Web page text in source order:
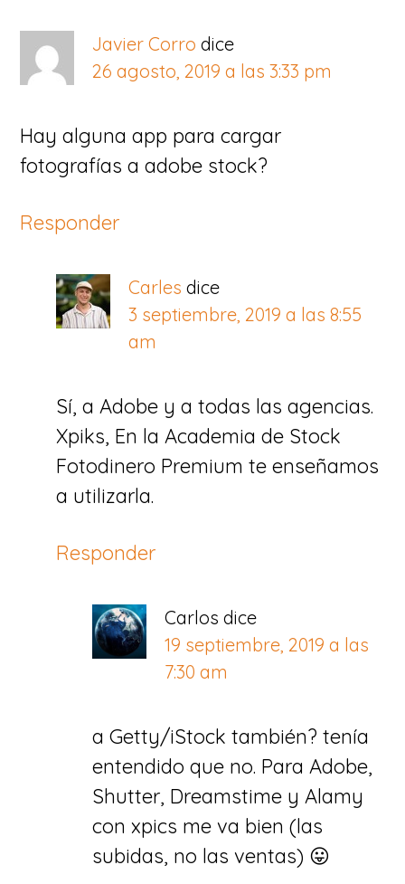
Javier Corro dice
26 agosto, 2019 a las 3:33 pm
Hay alguna app para cargar
fotografías a adobe stock?
Responder
Carles dice
3 septiembre, 2019 a las 8:55
am
Sí, a Adobe y a todas las agencias.
Xpiks, En la Academia de Stock
Fotodinero Premium te enseñamos
a utilizarla.
Responder
Carlos dice
19 septiembre, 2019 a las
7:30 am
a Getty/iStock también? tenía
entendido que no. Para Adobe,
Shutter, Dreamstime y Alamy
con xpics me va bien (las
subidas, no las ventas) 😛